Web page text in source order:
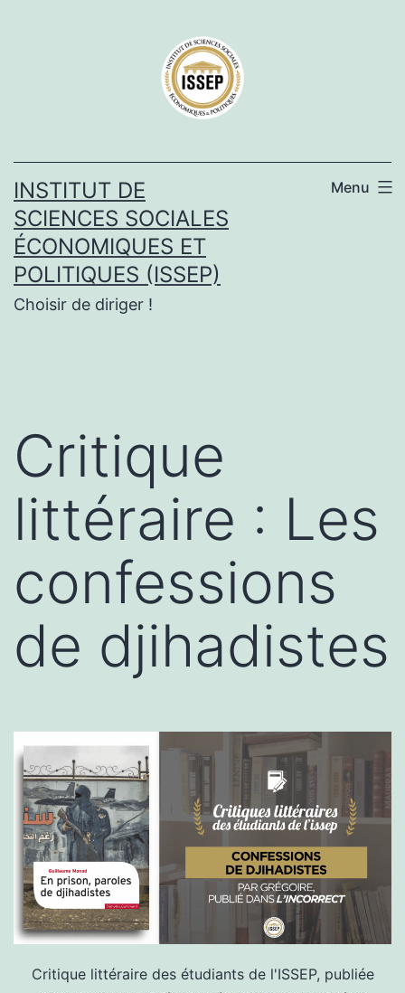
INSTITUT DE
SCIENCES SOCIALES
ÉCONOMIQUES ET
POLITIQUES (ISSEP)
Choisir de diriger !
Menu
Critique
littéraire : Les
confessions
de djihadistes
Critique littéraire des étudiants de l'ISSEP, publiée